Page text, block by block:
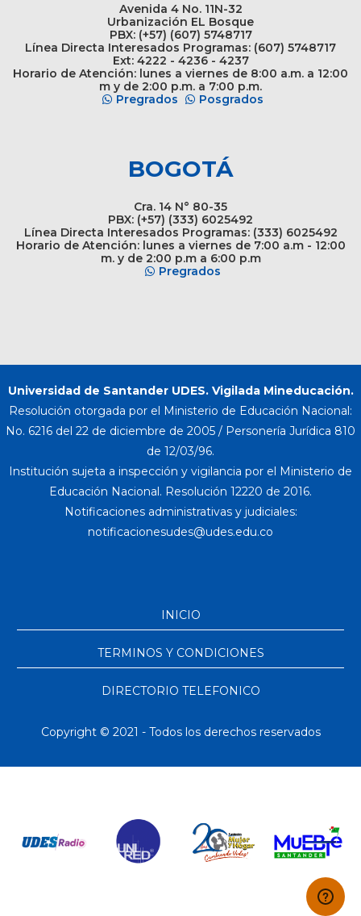
Avenida 4 No. 11N-32
Urbanización EL Bosque
PBX: (+57) (607) 5748717
Línea Directa Interesados Programas: (607) 5748717
Ext: 4222 - 4236 - 4237
Horario de Atención: lunes a viernes de 8:00 a.m. a 12:00
m y de 2:00 p.m. a 7:00 p.m.
Pregrados
Posgrados
BOGOTÁ
Cra. 14 N° 80-35
PBX: (+57) (333) 6025492
Línea Directa Interesados Programas: (333) 6025492
Horario de Atención: lunes a viernes de 7:00 a.m - 12:00
m. y de 2:00 p.m a 6:00 p.m
Pregrados
Universidad de Santander UDES. Vigilada Mineducación.
Resolución otorgada por el Ministerio de Educación Nacional:
No. 6216 del 22 de diciembre de 2005 / Personería Jurídica 810
de 12/03/96.
Institución sujeta a inspección y vigilancia por el Ministerio de
Educación Nacional. Resolución 12220 de 2016.
Notificaciones administrativas y judiciales:
INICIO
TERMINOS Y CONDICIONES
DIRECTORIO TELEFONICO
Copyright © 2021 - Todos los derechos reservados